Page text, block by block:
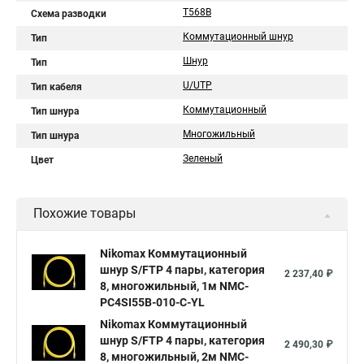
Схема разводки T568B
Тип Коммутационный шнур
Тип Шнур
Тип кабеля U/UTP
Тип шнура Коммутационный
Тип шнура Многожильный
Цвет Зеленый
Похожие товары
Nikomax Коммутационный
шнур S/FTP 4 пары, категория
8, многожильный, 1м NMC-
PC4SI55B-010-C-YL
2 237,40 ₽
Nikomax Коммутационный
шнур S/FTP 4 пары, категория
8, многожильный, 2м NMC-
2 490,30 ₽